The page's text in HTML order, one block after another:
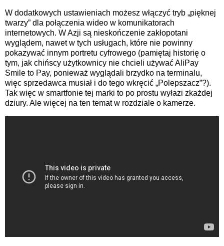
W dodatkowych ustawieniach możesz włączyć tryb „pięknej
twarzy” dla połączenia wideo w komunikatorach
internetowych. W Azji są nieskończenie zakłopotani
wyglądem, nawet w tych usługach, które nie powinny
pokazywać innym portretu cyfrowego (pamiętaj historię o
tym, jak chińscy użytkownicy nie chcieli używać AliPay
Smile to Pay, ponieważ wyglądali brzydko na terminalu,
więc sprzedawca musiał i do tego wkręcić „Polepszacz”?).
Tak więc w smartfonie tej marki to po prostu wyłazi zkażdej
dziury. Ale więcej na ten temat w rozdziale o kamerze.